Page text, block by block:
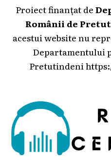
Proiect finanțat de
Românii de
acestui website nu
Departamentului
Pretutindeni